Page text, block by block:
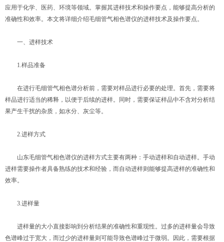
应用于化学、医药、环境等领域。掌握其进样技术和操作要点，能够提高分析的
准确性和效率。本文将详细介绍毛细管气相色谱仪的进样技术及操作要点。
一、进样技术
1.样品准备
在进行毛细管气相色谱分析前，需要对样品进行必要的处理。首先，需要将
样品进行适当的稀释，以便于后续的进样。同时，需要保证样品中不含对分析结
果产生干扰的杂质，如水分、灰尘等。
2.进样方式
山东毛细管气相色谱仪的进样方式主要有两种：手动进样和自动进样。手动
进样需要操作者具备熟练的技术和经验，而自动进样则能够提高进样的准确性和
效率。
3.进样量
进样量的大小直接影响到分析结果的准确性和重现性。过多的进样量会导致
色谱峰过于宽大，而过少的进样量则可能导致色谱峰过于微弱。因此，需要根据